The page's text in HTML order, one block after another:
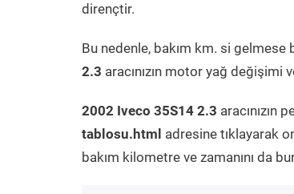
dirençtir.
Bu nedenle, bakım km. si
2.3 aracınızın motor yağ değişimi
2002 Iveco 35S14 2.3 aracınızın
tablosu.html adresine tıklayarak
bakım kilometre ve zamanını da